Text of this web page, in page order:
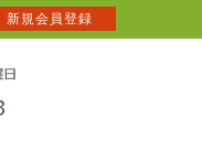
新規会員登録